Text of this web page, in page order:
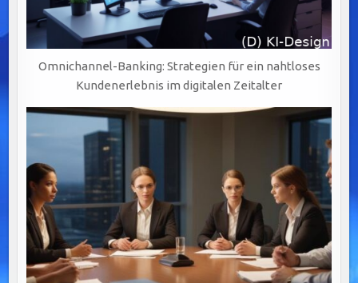
Omnichannel-Banking: Strategien für ein nahtloses
Kundenerlebnis im digitalen Zeitalter